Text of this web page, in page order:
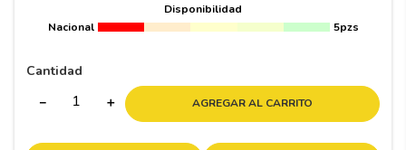
Disponibilidad
Nacional
5pzs
Cantidad
＋
－ AGREGAR AL CARRITO